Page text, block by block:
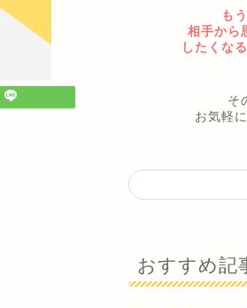
も
相手から
したくな
そ
お気軽
おすすめ記